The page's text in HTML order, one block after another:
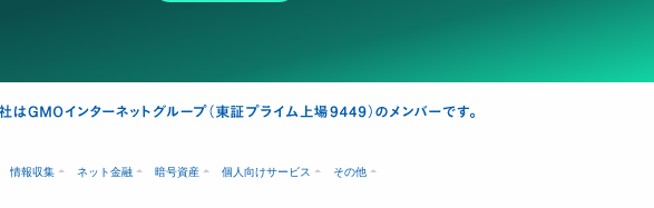
情報収集 ネット金融 暗号資産 個人向けサービス その他